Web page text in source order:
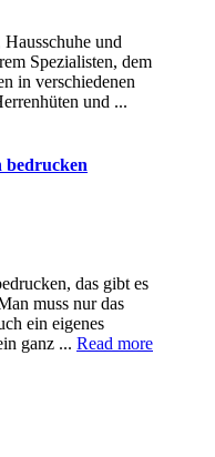
und
Spezialisten, dem
in verschiedenen
und ...
bedrucken
das gibt es
muss nur das
ein eigenes
ganz ... Read more